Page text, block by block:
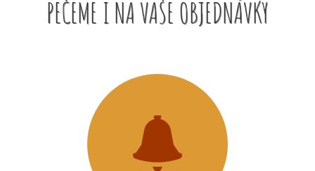
PEČEME I NA VAŠE OBJEDNÁVKY